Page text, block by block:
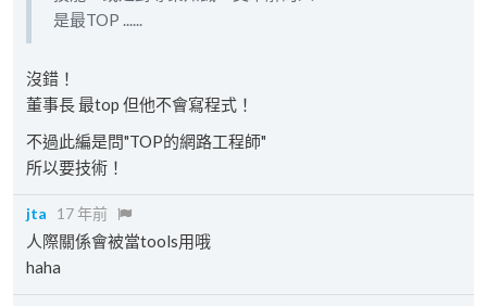
是最TOP ......
沒錯！
董事長 最top 但他不會寫程式！
不過此編是問"TOP的網路工程師"
所以要技術！
jta 17 年前
人際關係會被當tools用哦
haha